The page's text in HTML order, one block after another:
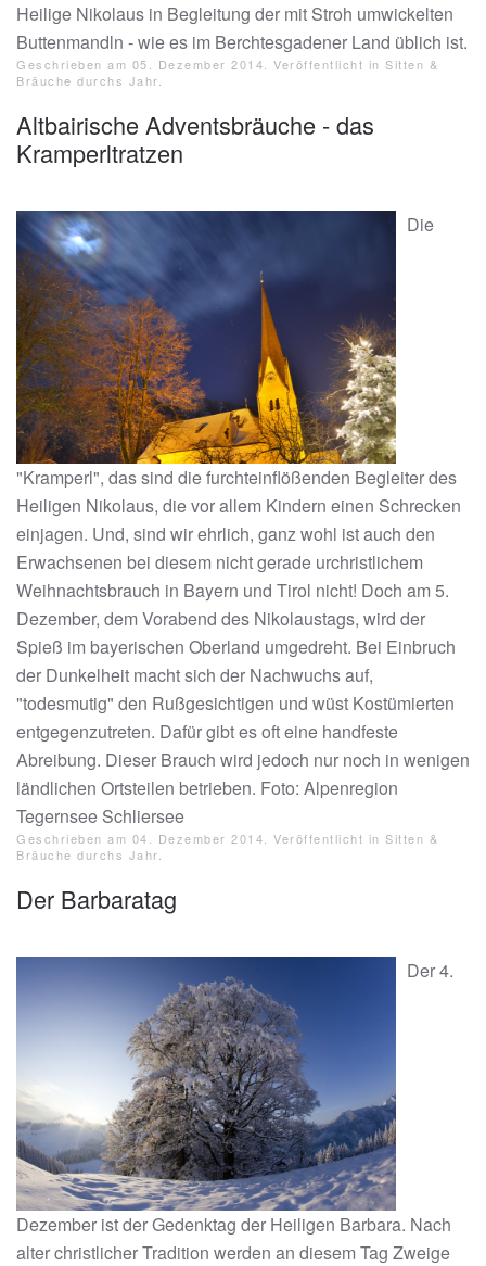
Heilige Nikolaus in Begleitung der mit Stroh umwickelten
Buttenmandln - wie es im Berchtesgadener Land üblich ist.
Geschrieben am 05. Dezember 2014 . Veröffentlicht in Sitten &
Bräuche durchs Jahr
Altbairische Adventsbräuche - das
Kramperltratzen
Die
"Kramperl", das sind die furchteinflößenden Begleiter des
Heiligen Nikolaus, die vor allem Kindern einen Schrecken
einjagen. Und, sind wir ehrlich, ganz wohl ist auch den
Erwachsenen bei diesem nicht gerade urchristlichem
Weihnachtsbrauch in Bayern und Tirol nicht! Doch am 5.
Dezember, dem Vorabend des Nikolaustags, wird der
Spieß im bayerischen Oberland umgedreht. Bei Einbruch
der Dunkelheit macht sich der Nachwuchs auf,
"todesmutig" den Rußgesichtigen und wüst Kostümierten
entgegenzutreten. Dafür gibt es oft eine handfeste
Abreibung. Dieser Brauch wird jedoch nur noch in wenigen
ländlichen Ortsteilen betrieben. Foto: Alpenregion
Tegernsee Schliersee
Geschrieben am 04. Dezember 2014. Veröffentlicht in Sitten &
Bräuche durchs Jahr.
Der Barbaratag
Der 4.
Dezember ist der Gedenktag der Heiligen Barbara. Nach
alter christlicher Tradition werden an diesem Tag Zweige